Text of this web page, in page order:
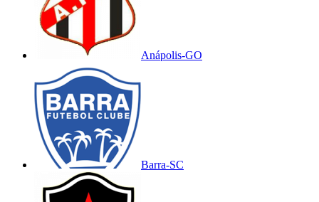
Anápolis-GO
Barra-SC